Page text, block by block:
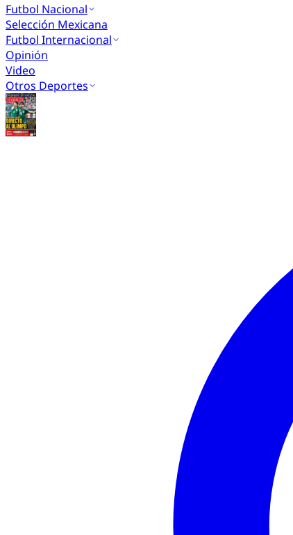
Futbol Nacional
Selección Mexicana
Futbol Internacional
Opinión
Video
Otros Deportes